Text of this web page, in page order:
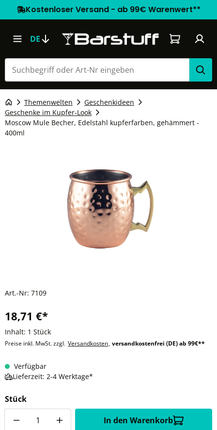
Kostenloser Versand - ab 99€ Warenwert**
DE Warenkorb
Themenwelten
Geschenkideen
Geschenke im Kupfer-Look
Moscow Mule Becher, Edelstahl kupferfarben, gehämmert -
400ml
Art.-Nr: 7109
18,71 €*
Inhalt: 1 Stück
Preise inkl. MwSt. zzgl. Versandkosten, versandkostenfrei (DE) ab 99€**
Verfügbar
Lieferzeit: 2-4 Werktage*
Stück
In den Warenkorb